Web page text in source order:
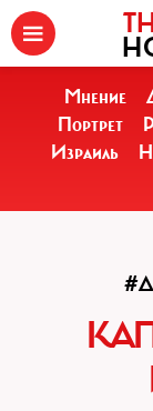
Мнение
Портрет
Израиль